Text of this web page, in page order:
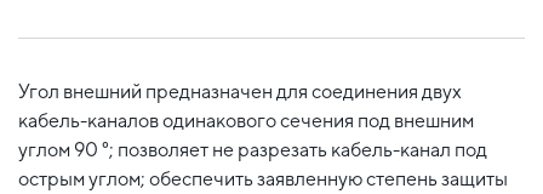
Угол внешний предназначен для соединения двух
кабель-каналов одинакового сечения под внешним
углом 90 °; позволяет не разрезать кабель-канал под
острым углом; обеспечить заявленную степень защиты